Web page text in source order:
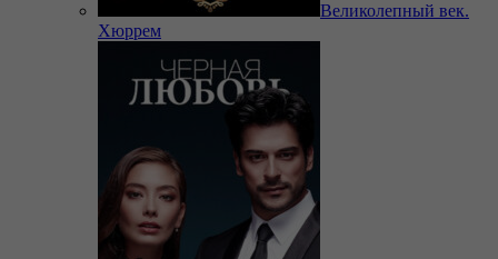
Великолепный век.
Хюррем